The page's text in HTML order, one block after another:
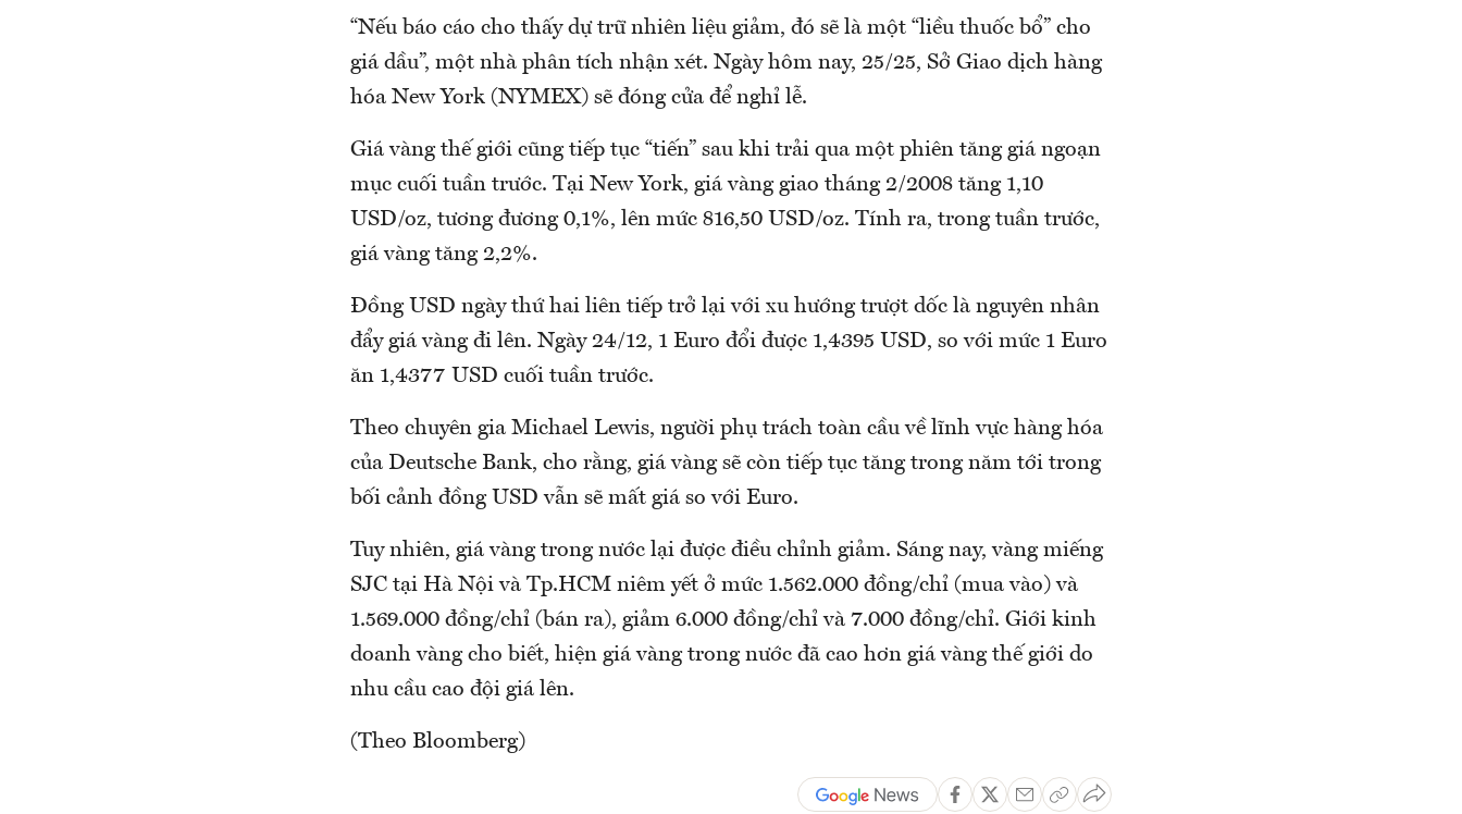
“Nếu báo cáo cho thấy dự trữ nhiên liệu giảm, đó sẽ là một “liều thuốc bổ” cho
giá dầu”, một nhà phân tích nhận xét. Ngày hôm nay, 25/25, Sở Giao dịch hàng
hóa New York (NYMEX) sẽ đóng cửa để nghỉ lễ.
Giá vàng thế giới cũng tiếp tục “tiến” sau khi trải qua một phiên tăng giá ngoạn
mục cuối tuần trước. Tại New York, giá vàng giao tháng 2/2008 tăng 1,10
USD/oz, tương đương 0,1%, lên mức 816,50 USD/oz. Tính ra, trong tuần trước,
giá vàng tăng 2,2%.
Đồng USD ngày thứ hai liên tiếp trở lại với xu hướng trượt dốc là nguyên nhân
đẩy giá vàng đi lên. Ngày 24/12, 1 Euro đổi được 1,4395 USD, so với mức 1 Euro
ăn 1,4377 USD cuối tuần trước.
Theo chuyên gia Michael Lewis, người phụ trách toàn cầu về lĩnh vực hàng hóa
của Deutsche Bank, cho rằng, giá vàng sẽ còn tiếp tục tăng trong năm tới trong
bối cảnh đồng USD vẫn sẽ mất giá so với Euro.
Tuy nhiên, giá vàng trong nước lại được điều chỉnh giảm. Sáng nay, vàng miếng
SJC tại Hà Nội và Tp.HCM niêm yết ở mức 1.562.000 đồng/chỉ (mua vào) và
1.569.000 đồng/chỉ (bán ra), giảm 6.000 đồng/chỉ và 7.000 đồng/chỉ. Giới kinh
doanh vàng cho biết, hiện giá vàng trong nước đã cao hơn giá vàng thế giới do
nhu cầu cao đội giá lên.
(Theo Bloomberg)